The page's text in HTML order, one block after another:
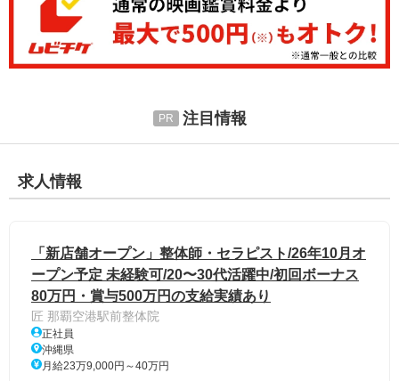
注目情報
求人情報
「新店舗オープン」整体師・セラピスト/26年10月オ
ープン予定 未経験可/20〜30代活躍中/初回ボーナス
80万円・賞与500万円の支給実績あり
匠 那覇空港駅前整体院
正社員
沖縄県
月給23万9,000円～40万円